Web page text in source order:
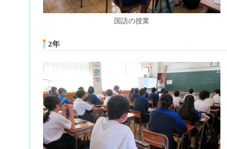
国語の授業
2年